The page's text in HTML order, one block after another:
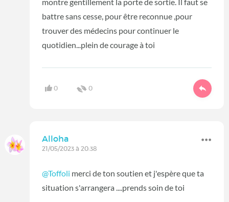
battre sans cesse, pour être reconnue ,pour
trouver des médecins pour continuer le
quotidien...plein de courage à toi
0 0
Alloha
21/05/2023 à 20:38
@Toffoli merci de ton soutien et j'espère que ta
situation s'arrangera ....prends soin de toi